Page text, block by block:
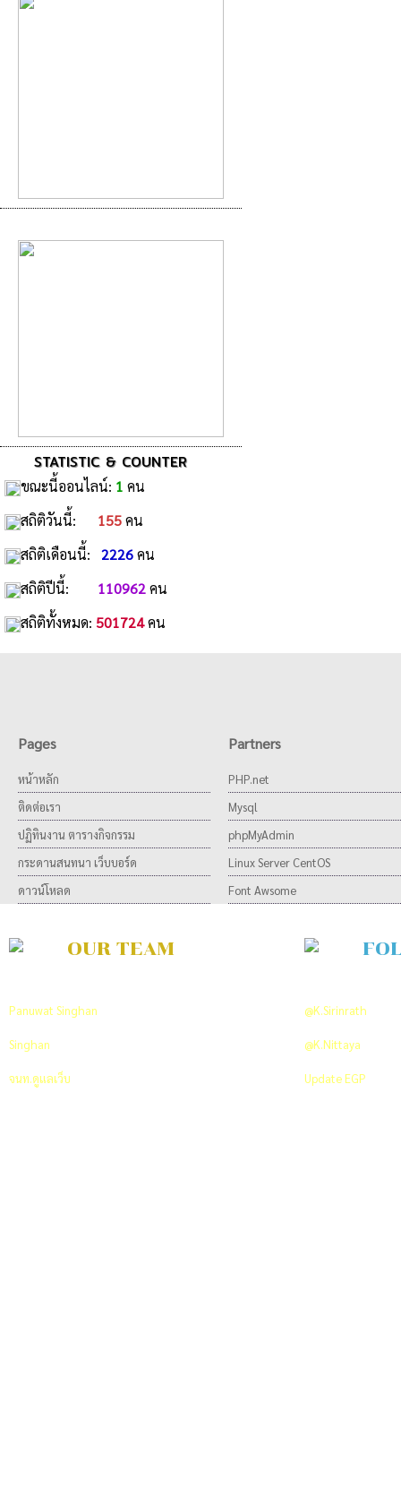
STATISTIC & COUNTER
ขณะนี้ออนไลน์: 1 คน
สถิติวันนี้: 155คน
สถิติเดือนนี้: 2226คน
สถิติปีนี้: 110962คน
สถิติทั้งหมด: 501724คน
Pages
หน้าหลัก
ติดต่อเรา
ปฏิทินงาน ตารางกิจกรรม
กระดานสนทนา เว็บบอร์ด
ดาวน์โหลด
Partners
PHP.net
Mysql
phpMyAdmin
Linux Server CentOS
Font Awsome
OUR TEAM
Panuwat Singhan
Singhan
จนท.ดูแลเว็บ
@K.Sirinrath
@K.Nittaya
Update EGP